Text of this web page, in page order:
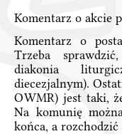
Komentarz o akcie
Komentarz o
Trzeba
diakonia
diecezjalnym).
OWMR) jest taki,
Na komunię
końca, a